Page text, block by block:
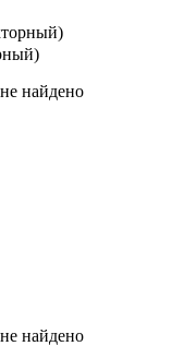
найдено
найдено